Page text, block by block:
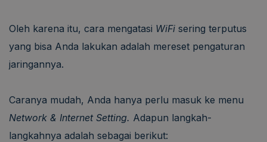
Oleh karena itu, cara mengatasi WiFi sering terputus
yang bisa Anda lakukan adalah mereset pengaturan
jaringannya.
Caranya mudah, Anda hanya perlu masuk ke menu
Network & Internet Setting. Adapun langkah-
langkahnya adalah sebagai berikut: